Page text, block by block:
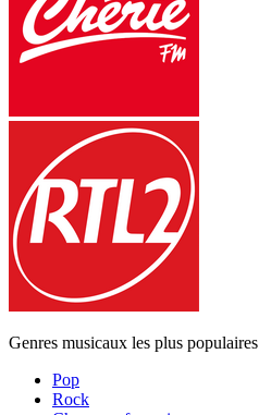
Genres musicaux les plus populaires
Pop
Rock